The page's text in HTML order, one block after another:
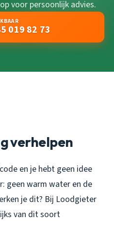
voor persoonlijk advies.
019 82 73
verhelpen
en je hebt geen idee
geen warm water en de
je dit? Bij Loodgieter
van dit soort